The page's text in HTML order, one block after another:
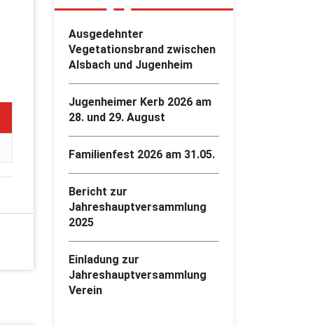
Ausgedehnter
Vegetationsbrand zwischen
Alsbach und Jugenheim
Jugenheimer Kerb 2026 am
28. und 29. August
Familienfest 2026 am 31.05.
Bericht zur
Jahreshauptversammlung
2025
Einladung zur
Jahreshauptversammlung
Verein